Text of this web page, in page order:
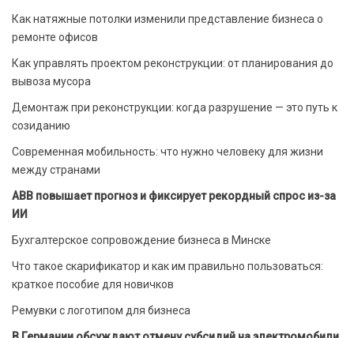
Как натяжные потолки изменили представление бизнеса о
ремонте офисов
Как управлять проектом реконструкции: от планирования до
вывоза мусора
Демонтаж при реконструкции: когда разрушение — это путь к
созиданию
Современная мобильность: что нужно человеку для жизни
между странами
ABB повышает прогноз и фиксирует рекордный спрос из-за
ИИ
Бухгалтерское сопровождение бизнеса в Минске
Что такое скарификатор и как им правильно пользоваться:
краткое пособие для новичков
Ремувки с логотипом для бизнеса